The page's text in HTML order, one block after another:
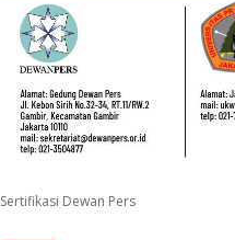
Sertifikasi Dewan Pers